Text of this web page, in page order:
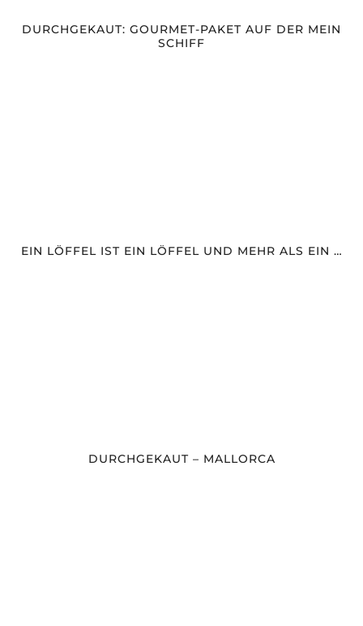
DURCHGEKAUT: GOURMET-PAKET AUF DER MEIN
SCHIFF
EIN LÖFFEL IST EIN LÖFFEL UND MEHR ALS EIN …
DURCHGEKAUT – MALLORCA